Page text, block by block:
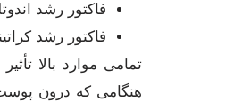
فاکتور رشد
فاکتور رشد
تمامی موارد بالا
هنگامی که درون